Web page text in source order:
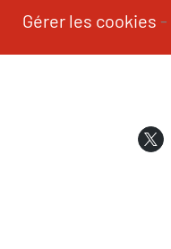
Gérer les cookies -